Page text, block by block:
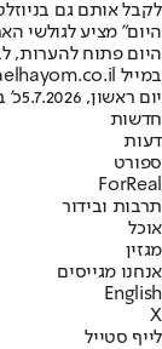
לקבל אותם גם
היום" מציע לגולשי
היום פתוח להערות,
במייל hayom@israelhayom.co.il.
יום ראשון, 5.7.2026
כ'
חדשות
דעות
ספורט
ForReal
תרבות ובידור
אוכל
מגזין
אנחנו מגייסים
English
X
לייף סטייל